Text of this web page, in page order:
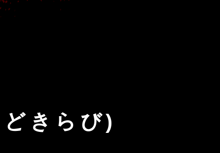
きらび)